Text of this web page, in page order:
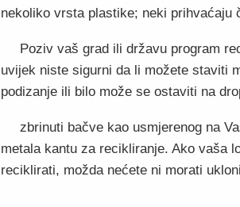
nekoliko vrsta plastike; neki prihvaćaju
Poziv vaš grad ili državu program
uvijek niste sigurni da li možete staviti
podizanje ili bilo može se ostaviti na
zbrinuti bačve kao usmjerenog na
metala kantu za recikliranje. Ako vaša
reciklirati, možda nećete ni morati